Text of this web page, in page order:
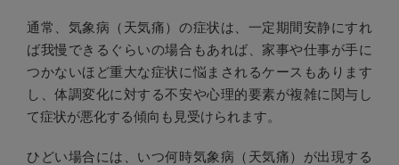
通常、気象病（天気痛）の症状は、一定期間安静にすれ
ば我慢できるぐらいの場合もあれば、家事や仕事が手に
つかないほど重大な症状に悩まされるケースもあります
し、体調変化に対する不安や心理的要素が複雑に関与し
て症状が悪化する傾向も見受けられます。
ひどい場合には、いつ何時気象病（天気痛）が出現する